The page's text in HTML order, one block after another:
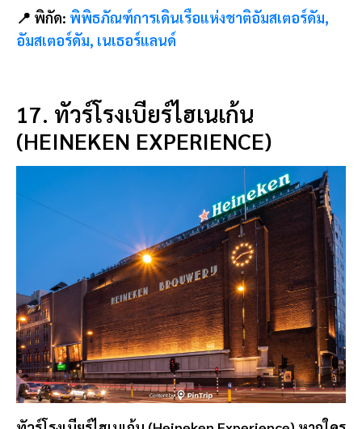
17. ทัวร์โรงเบียร์ไฮเนเก้น
ทัวร์โรงเบียร์ไฮเนเก้น (Heineken Experience) หากใคร
ชื่นชอบการดื่มเบียร์ ที่นี่ไม่ทำให้ผิดหวัง เพราะโรงเบียน
ไฮเนเก้น ชื่อดังระดับโลกนี้ เป็นโรงเบียร์ที่เก่าแก่ที่สุดใน
อัมสเตอร์ดัมมีอาคารเก่าแก่ทางประวัติศาสตร์ที่บอกเล่า